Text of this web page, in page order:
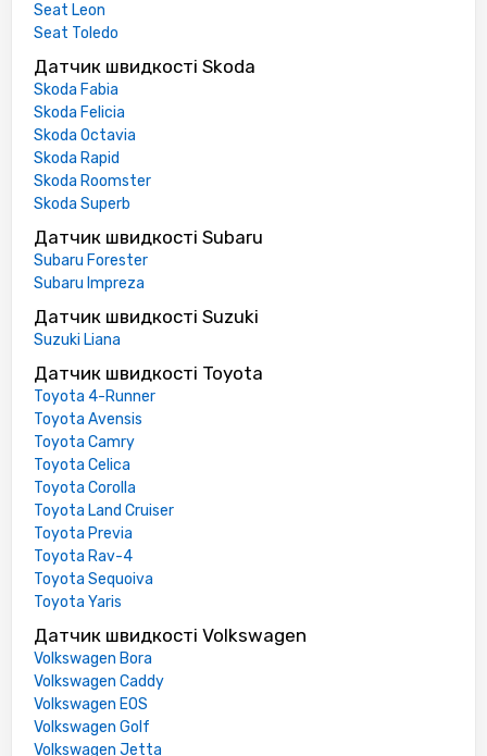
Seat Leon
Seat Toledo
Датчик швидкості Skoda
Skoda Fabia
Skoda Felicia
Skoda Octavia
Skoda Rapid
Skoda Roomster
Skoda Superb
Датчик швидкості Subaru
Subaru Forester
Subaru Impreza
Датчик швидкості Suzuki
Suzuki Liana
Датчик швидкості Toyota
Toyota 4-Runner
Toyota Avensis
Toyota Camry
Toyota Celica
Toyota Corolla
Toyota Land Cruiser
Toyota Previa
Toyota Rav-4
Toyota Sequoiva
Toyota Yaris
Датчик швидкості Volkswagen
Volkswagen Bora
Volkswagen Caddy
Volkswagen EOS
Volkswagen Golf
Volkswagen Jetta